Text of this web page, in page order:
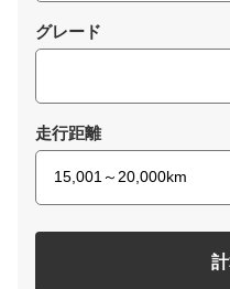
グレード
走行距離